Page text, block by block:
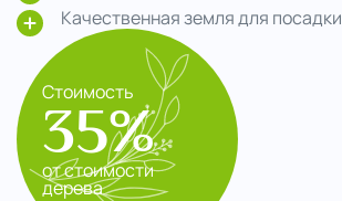
Качественная земля для посадки
Стоимость
35%
от стоимости
дерева